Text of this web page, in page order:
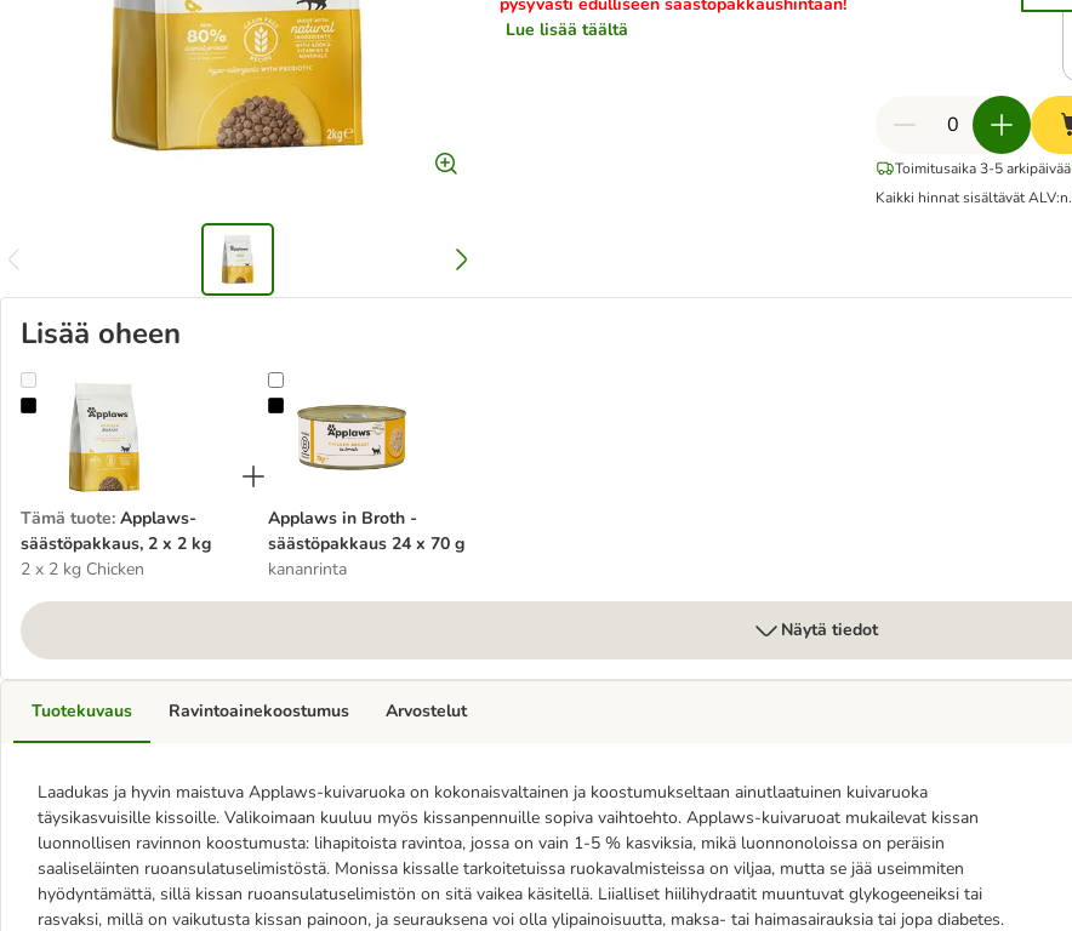
Lue lisää täältä
Toimitusaika 3-5 arkipäivää
Kaikki hinnat sisältävät ALV:n.
Lisää oheen
Applaws-säästöpakkaus, 2 x 2 kg
Tämä tuote: Applaws-
säästöpakkaus, 2 x 2 kg
2 x 2 kg Chicken
Applaws in Broth -säästöpakkaus 24 x 70 g
Applaws in Broth -
säästöpakkaus 24 x 70 g
kananrinta
Näytä tiedot
Tuotekuvaus
Laadukas ja hyvin maistuva Applaws-kuivaruoka on kokonaisvaltainen ja koostumukseltaan ainutlaatuinen kuivaruoka
täysikasvuisille kissoille. Valikoimaan kuuluu myös kissanpennuille sopiva vaihtoehto. Applaws-kuivaruoat mukailevat kissan
luonnollisen ravinnon koostumusta: lihapitoista ravintoa, jossa on vain 1-5 % kasviksia, mikä luonnonoloissa on peräisin
saaliseläinten ruoansulatuselimistöstä. Monissa kissalle tarkoitetuissa ruokavalmisteissa on viljaa, mutta se jää useimmiten
hyödyntämättä, sillä kissan ruoansulatuselimistön on sitä vaikea käsitellä. Liialliset hiilihydraatit muuntuvat glykogeeneiksi tai
rasvaksi, millä on vaikutusta kissan painoon, ja seurauksena voi olla ylipainoisuutta, maksa- tai haimasairauksia tai jopa diabetes.
Ravintoainekoostumus Arvostelut